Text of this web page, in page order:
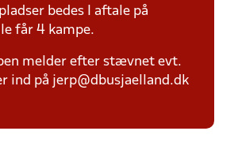
bedes I aftale på
får 4 kampe.
melder efter stævnet evt.
ind på jerp@dbusjaelland.dk